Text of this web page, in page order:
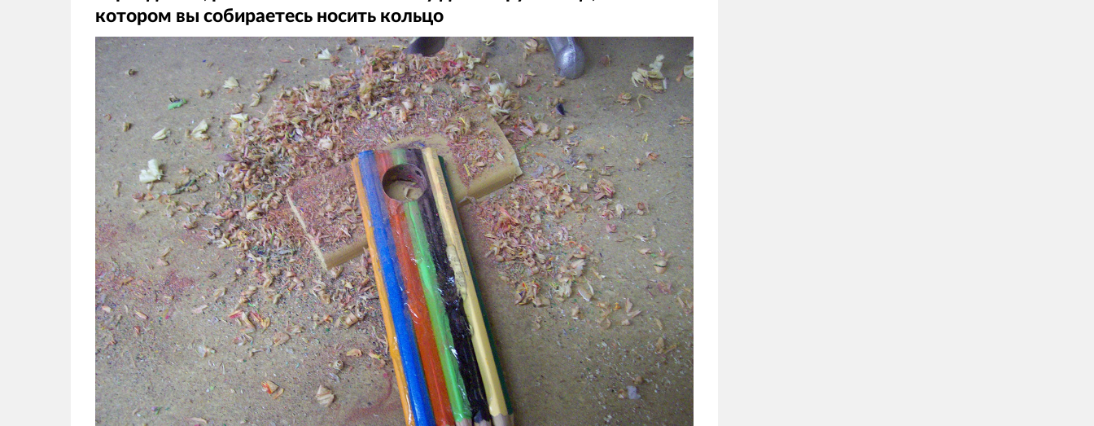
котором вы собираетесь носить кольцо